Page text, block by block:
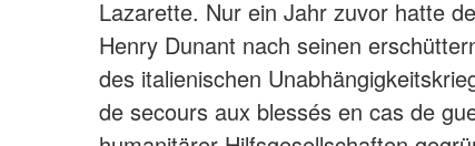
Lazarette. Nur ein Jahr zuvor hatte
Henry Dunant nach seinen
des italienischen
de secours aux blessés en cas de